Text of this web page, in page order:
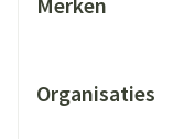
Organisaties